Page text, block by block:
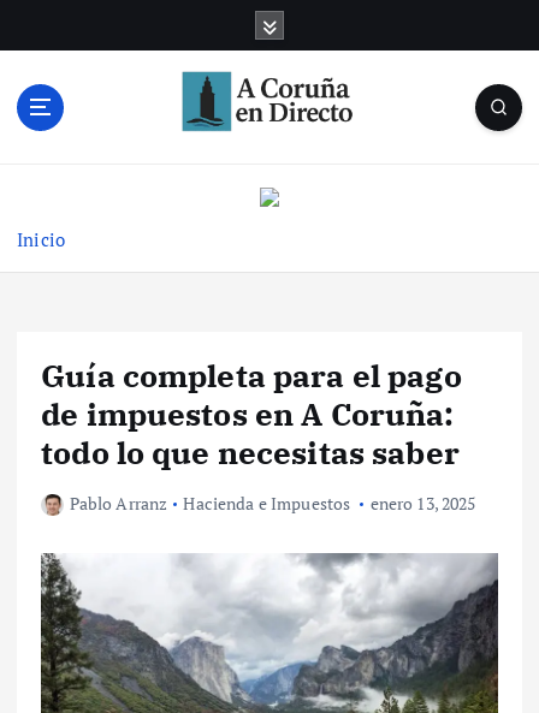
Inicio
Guía completa para el pago
de impuestos en A Coruña:
todo lo que necesitas saber
Pablo Arranz Hacienda e Impuestos enero 13, 2025